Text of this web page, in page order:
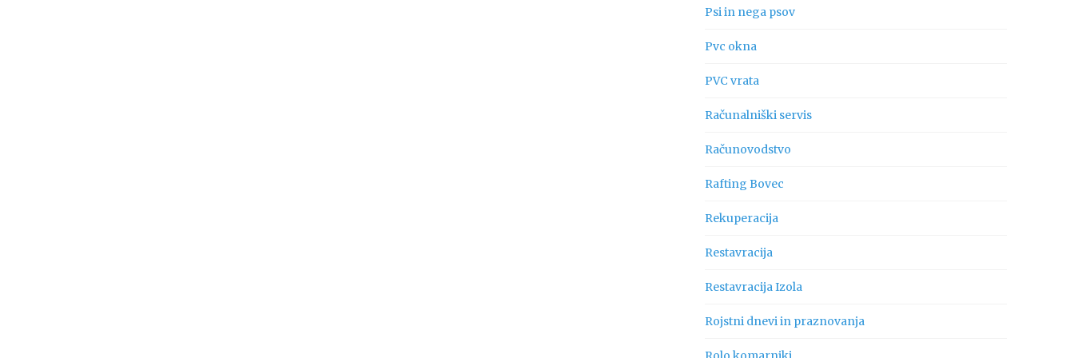
Psi in nega psov
Pvc okna
PVC vrata
Računalniški servis
Računovodstvo
Rafting Bovec
Rekuperacija
Restavracija
Restavracija Izola
Rojstni dnevi in praznovanja